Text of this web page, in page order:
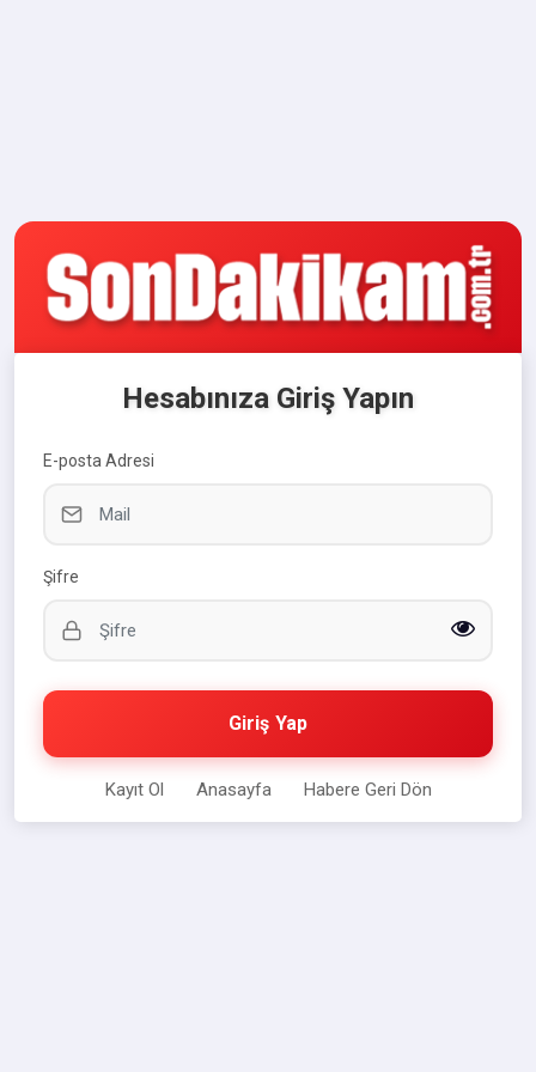
Hesabınıza Giriş Yapın
E-posta Adresi
Şifre
Giriş Yap
Kayıt Ol Anasayfa Habere Geri Dön